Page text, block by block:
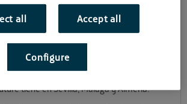
de espera nerviosa, apasionantes
deseos desde que el #RetoAOF abriera
allá por el 15 de junio, a punto de
estival. Y justo con el final del verano
a las startups elegidas para participar en
tiene en Sevilla, Málaga y Almería.
all Accept all
Configure